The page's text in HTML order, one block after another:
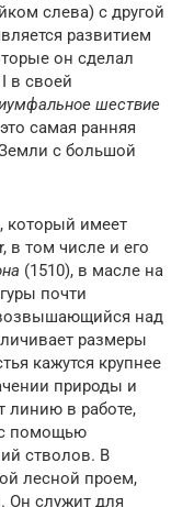
слева) с другой
развитием
он сделал
в своей
шествие
самая ранняя
с большой
который имеет
в том числе и его
(1510), в масле на
почти
над
размеры
кажутся крупнее
природы и
линию в работе,
помощью
стволов. В
лесной проем,
Он служит для